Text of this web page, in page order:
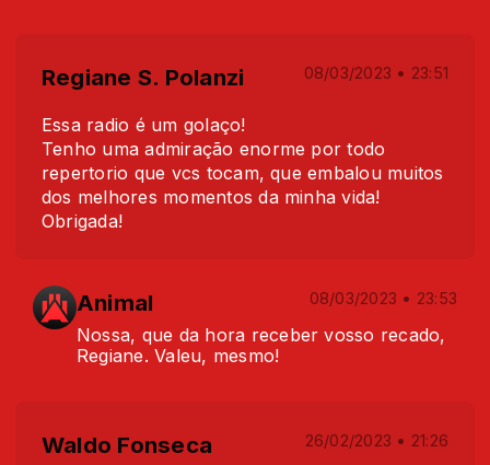
Regiane S. Polanzi 08/03/2023 • 23:51
Essa radio é um golaço!
Tenho uma admiração enorme por todo
repertorio que vcs tocam, que embalou muitos
dos melhores momentos da minha vida!
Obrigada!
Animal 08/03/2023 • 23:53
Nossa, que da hora receber vosso recado,
Regiane. Valeu, mesmo!
Waldo Fonseca 26/02/2023 • 21:26